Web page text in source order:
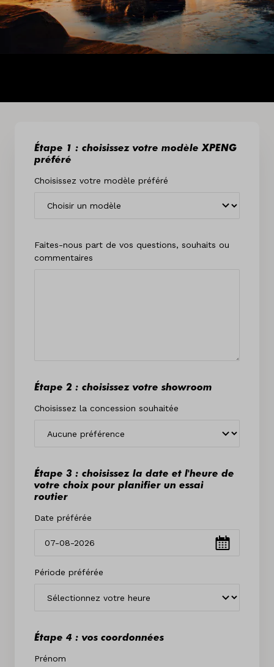
Étape 1 : choisissez votre modèle XPENG
préféré
Choisissez votre modèle préféré
Faites-nous part de vos questions, souhaits ou
commentaires
Étape 2 : choisissez votre showroom
Choisissez la concession souhaitée
Étape 3 : choisissez la date et l'heure de
votre choix pour planifier un essai
routier
Date préférée
Période préférée
Étape 4 : vos coordonnées
Prénom